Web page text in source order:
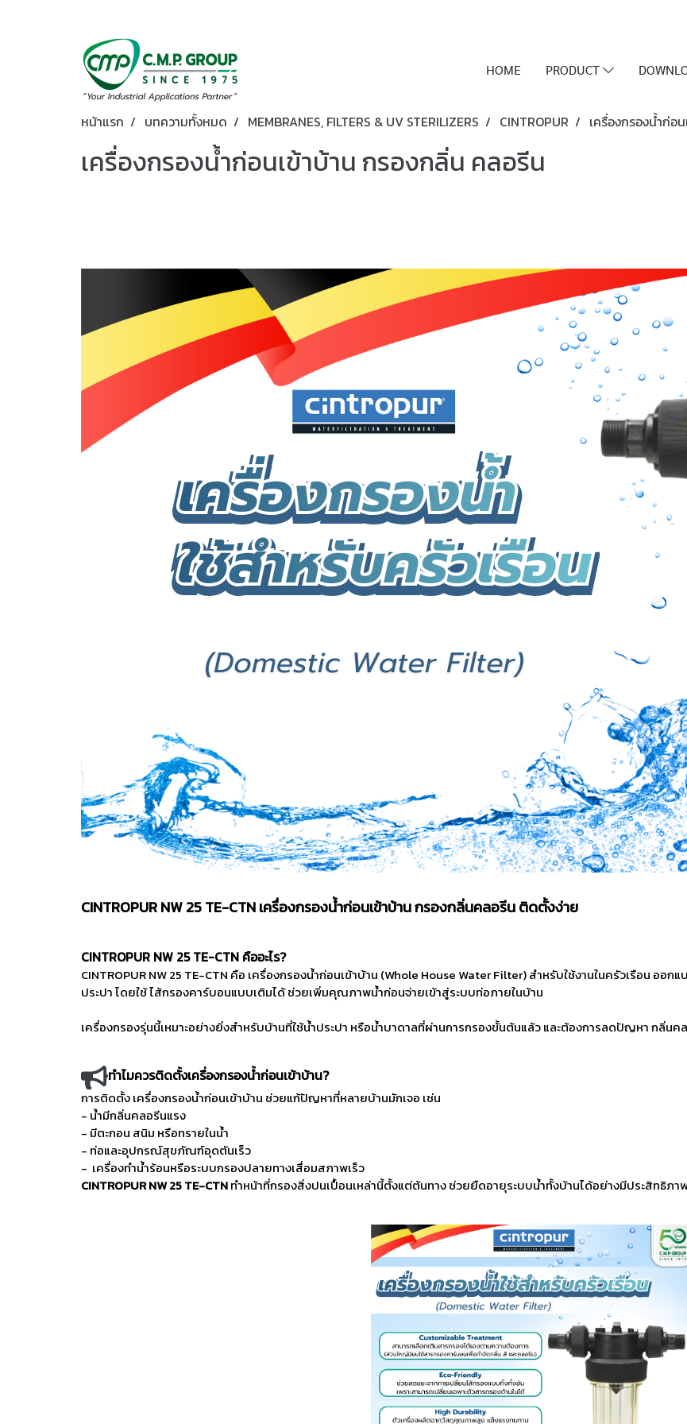
HOME PRODUCT
หน้าแรก บทความทั้งหมด MEMBRANES, FILTERS & UV STERILIZERS CINTROPUR เครื่องกรองน้ำก่อ
เครื่องกรองน้ำก่อนเข้าบ้าน กรองกลิ่น คลอรีน
CINTROPUR NW 25 TE-CTN เครื่องกรองน้ำก่อนเข้าบ้าน กรองกลิ่นคลอรีน ติดตั้งง่าย
CINTROPUR NW 25 TE-CTN คืออะไร?
CINTROPUR NW 25 TE-CTN คือ เครื่องกรองน้ำก่อนเข้าบ้าน (Whole House Water Filter) สำหรับใช้งานในครัวเรือน ออ
ประปา โดยใช้ ไส้กรองคาร์บอนแบบเติมได้ ช่วยเพิ่มคุณภาพน้ำก่อนจ่ายเข้าสู่ระบบท่อภายในบ้าน
เครื่องกรองรุ่นนี้เหมาะอย่างยิ่งสำหรับบ้านที่ใช้น้ำประปา หรือน้ำบาดาลที่ผ่านการกรองขั้นต้นแล้ว และต้องการลดปัญหา กลิ่น
ทำไมควรติดตั้งเครื่องกรองน้ำก่อนเข้าบ้าน?
การติดตั้ง เครื่องกรองน้ำก่อนเข้าบ้าน ช่วยแก้ปัญหาที่หลายบ้านมักเจอ เช่น
- น้ำมีกลิ่นคลอรีนแรง
- มีตะกอน สนิม หรือทรายในน้ำ
- ท่อและอุปกรณ์สุขภัณฑ์อุดตันเร็ว
- เครื่องทำน้ำร้อนหรือระบบกรองปลายทางเสื่อมสภาพเร็ว
CINTROPUR NW 25 TE-CTNทำหน้าที่กรองสิ่งปนเปื้อนเหล่านี้ตั้งแต่ต้นทาง ช่วยยืดอายุระบบน้ำทั้งบ้านได้อย่างมีประสิทธิภา